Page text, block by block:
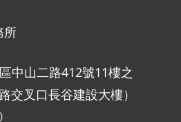
所
中山二路412號11樓之
交叉口長谷建設大樓）